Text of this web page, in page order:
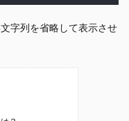
字列を省略して表示させ